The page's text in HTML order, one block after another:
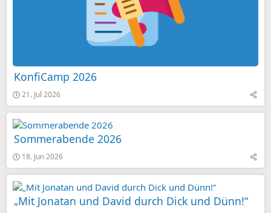
KonfiCamp 2026
21. Jul 2026
Sommerabende 2026
18. Jun 2026
„Mit Jonatan und David durch Dick und Dünn!“